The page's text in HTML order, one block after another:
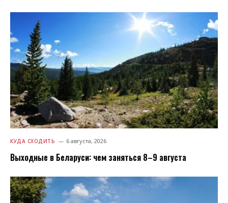
КУДА СХОДИТЬ 6 августа, 2026
Выходные в Беларуси: чем заняться 8–9 августа